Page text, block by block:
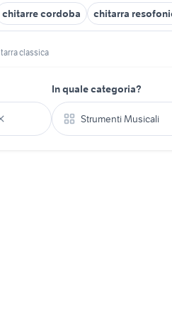
chitarre cordoba chitarra
classica
In quale categoria?
Strumenti Musicali